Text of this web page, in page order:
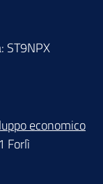
ST9NPX
economico
Forlì